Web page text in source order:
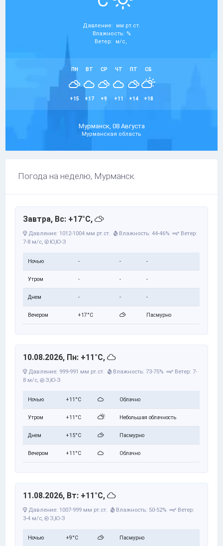
Давление: мм рт.ст.
Влажность: %
Ветер: м/с,
ПН
+15
ВТ
+17
СР
+9
ЧТ
+11
ПТ
+14
СБ
+18
Мурманск, 08 Августа
Мурманская область
Погода на неделю, Мурманск.
Завтра, Вс: +17°C,
Давление: 1012-1004 мм рт.ст. Влажность: 44-46%
Ветер:
7-8 м/с, Ю,Ю-З
Ночью - - -
Утром - - -
Днем - - -
Вечером +17°C Пасмурно
10.08.2026, Пн: +11°C,
Давление: 999-991 мм рт.ст. Влажность: 73-75%
Ветер: 7-
8 м/с, З,Ю-З
Ночью +11°C Облачно
Утром +11°C Небольшая облачность
Днем +15°C Пасмурно
Вечером +11°C Облачно
11.08.2026, Вт: +11°C,
Давление: 1007-999 мм рт.ст. Влажность: 50-52%
Ветер:
3-4 м/с, З,Ю-З
Ночью +9°C Пасмурно